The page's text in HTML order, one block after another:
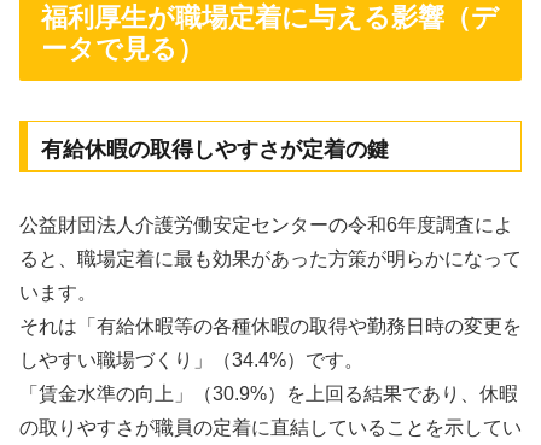
福利厚生が職場定着に与える影響（デ
ータで見る）
有給休暇の取得しやすさが定着の鍵
公益財団法人介護労働安定センターの令和6年度調査によ
ると、職場定着に最も効果があった方策が明らかになって
います。
それは「有給休暇等の各種休暇の取得や勤務日時の変更を
しやすい職場づくり」（34.4%）です。
「賃金水準の向上」（30.9%）を上回る結果であり、休暇
の取りやすさが職員の定着に直結していることを示してい